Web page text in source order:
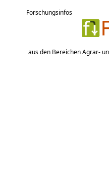
Forschungsinfos
aus den Bereichen Agrar-